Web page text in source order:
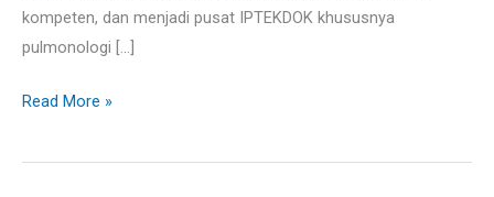
kompeten, dan menjadi pusat IPTEKDOK khususnya
pulmonologi […]
Read More »